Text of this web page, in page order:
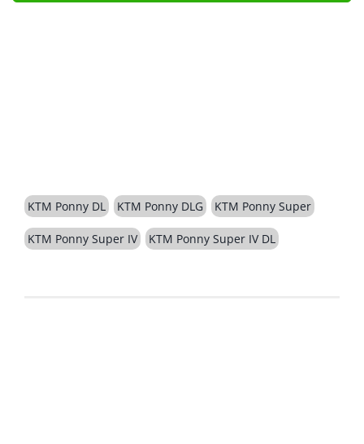
KTM Ponny DL KTM Ponny DLG KTM Ponny Super
KTM Ponny Super IV KTM Ponny Super IV DL